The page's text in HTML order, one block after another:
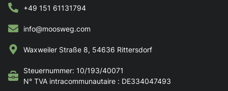
+49 151 61131794
info@moosweg.com
Waxweiler Straße 8, 54636 Rittersdorf
Steuernummer: 10/193/40071
N° TVA intracommunautaire : DE334047493